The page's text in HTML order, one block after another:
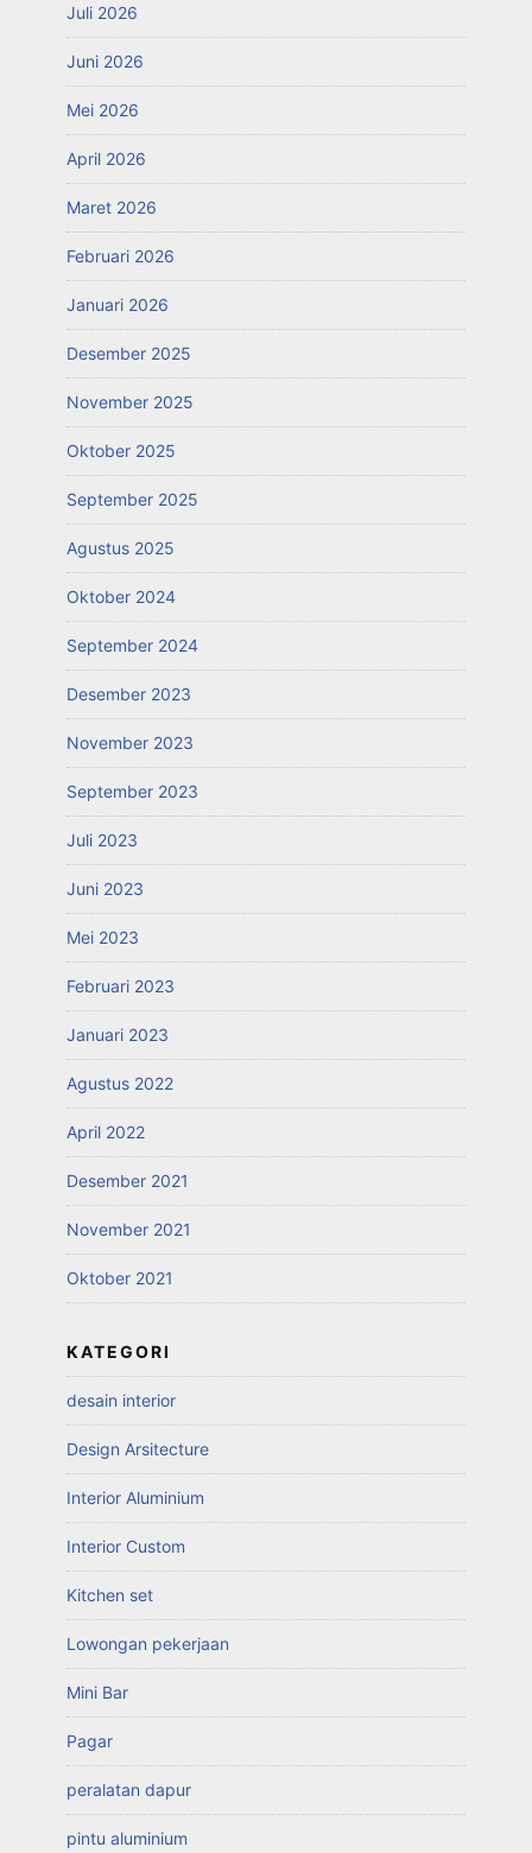
Juli 2026
Juni 2026
Mei 2026
April 2026
Maret 2026
Februari 2026
Januari 2026
Desember 2025
November 2025
Oktober 2025
September 2025
Agustus 2025
Oktober 2024
September 2024
Desember 2023
November 2023
September 2023
Juli 2023
Juni 2023
Mei 2023
Februari 2023
Januari 2023
Agustus 2022
April 2022
Desember 2021
November 2021
Oktober 2021
KATEGORI
desain interior
Design Arsitecture
Interior Aluminium
Interior Custom
Kitchen set
Lowongan pekerjaan
Mini Bar
Pagar
peralatan dapur
pintu aluminium